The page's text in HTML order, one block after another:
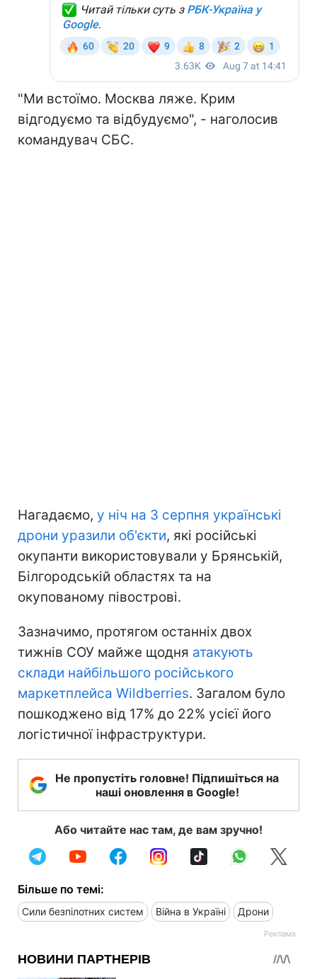
"Ми встоїмо. Москва ляже. Крим
відгодуємо та відбудуємо", - наголосив
командувач СБС.
Нагадаємо, у ніч на 3 серпня українські
дрони уразили об'єкти, які російські
окупанти використовували у Брянській,
Білгородській областях та на
окупованому півострові.
Зазначимо, протягом останніх двох
тижнів СОУ майже щодня атакують
склади найбільшого російського
маркетплейса Wildberries. Загалом було
пошкоджено від 17% до 22% усієї його
логістичної інфраструктури.
Не пропустіть головне! Підпишіться на
наші оновлення в Google!
Або читайте нас там, де вам зручно!
Більше по темі:
Сили безпілотних систем Війна в Україні Дрони